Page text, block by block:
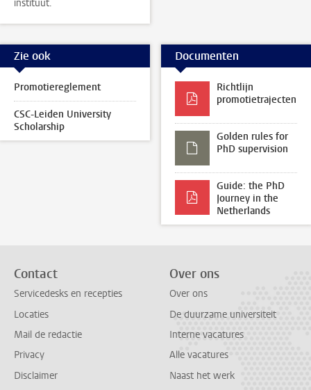
instituut.
Zie ook
Promotiereglement
CSC-Leiden University
Scholarship
Documenten
Richtlijn
promotietrajecten
Golden rules for
PhD supervision
Guide: the PhD
Journey in the
Netherlands
Contact
Servicedesks en recepties
Locaties
Mail de redactie
Privacy
Disclaimer
Over ons
Over ons
De duurzame universiteit
Interne vacatures
Alle vacatures
Naast het werk